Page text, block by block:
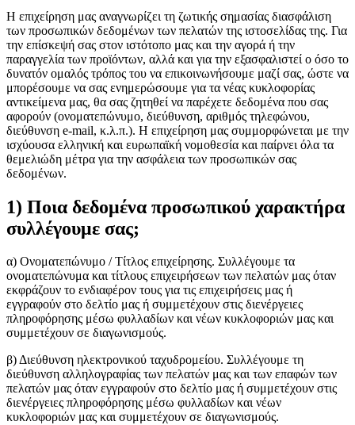
Η επιχείρηση μας αναγνωρίζει τη ζωτικής σημασίας διασφάλιση
των προσωπικών δεδομένων των πελατών της ιστοσελίδας της. Για
την επίσκεψή σας στον ιστότοπο μας και την αγορά ή την
παραγγελία των προϊόντων, αλλά και για την εξασφαλιστεί ο όσο το
δυνατόν ομαλός τρόπος του να επικοινωνήσουμε μαζί σας, ώστε να
μπορέσουμε να σας ενημερώσουμε για τα νέας κυκλοφορίας
αντικείμενα μας, θα σας ζητηθεί να παρέχετε δεδομένα που σας
αφορούν (ονοματεπώνυμο, διεύθυνση, αριθμός τηλεφώνου,
διεύθυνση e-mail, κ.λ.π.). Η επιχείρηση μας συμμορφώνεται με την
ισχύουσα ελληνική και ευρωπαϊκή νομοθεσία και παίρνει όλα τα
θεμελιώδη μέτρα για την ασφάλεια των προσωπικών σας
δεδομένων.
1) Ποια δεδομένα προσωπικού χαρακτήρα
συλλέγουμε σας;
α) Ονοματεπώνυμο / Τίτλος επιχείρησης. Συλλέγουμε τα
ονοματεπώνυμα και τίτλους επιχειρήσεων των πελατών μας όταν
εκφράζουν το ενδιαφέρον τους για τις επιχειρήσεις μας ή
εγγραφούν στο δελτίο μας ή συμμετέχουν στις διενέργειες
πληροφόρησης μέσω φυλλαδίων και νέων κυκλοφοριών μας και
συμμετέχουν σε διαγωνισμούς.
β) Διεύθυνση ηλεκτρονικού ταχυδρομείου. Συλλέγουμε τη
διεύθυνση αλληλογραφίας των πελατών μας και των επαφών των
πελατών μας όταν εγγραφούν στο δελτίο μας ή συμμετέχουν στις
διενέργειες πληροφόρησης μέσω φυλλαδίων και νέων
κυκλοφοριών μας και συμμετέχουν σε διαγωνισμούς.